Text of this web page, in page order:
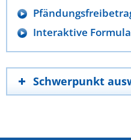
Interaktive
Schwerpunkt